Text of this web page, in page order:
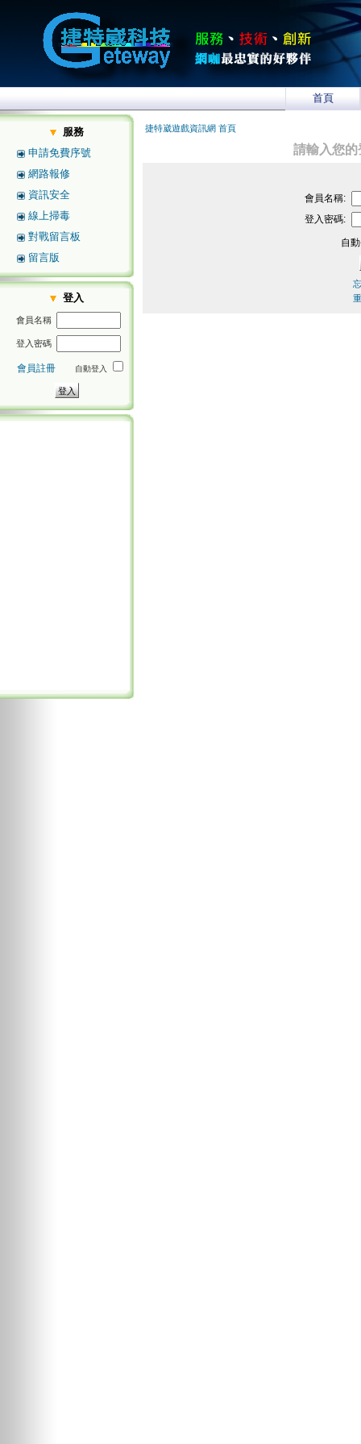
首頁
服務
申請免費序號
網路報修
資訊安全
線上掃毒
對戰留言板
留言版
登入
會員名稱
登入密碼
會員註冊 自動登入
捷特崴遊戲資訊網 首頁
請輸入您
會員名稱:
登入密碼:
自